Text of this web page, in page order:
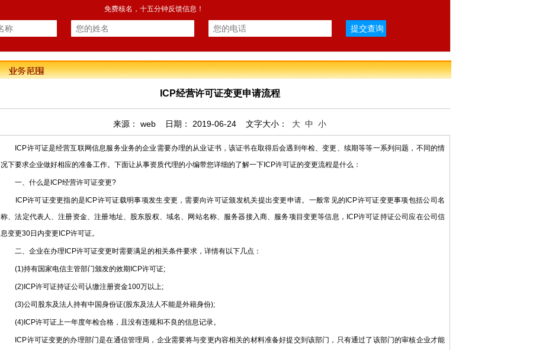
免费核名，十五分钟反馈信息！
ICP经营许可证变更申请流程
来源： web 日期： 2019-06-24 文字大小： 大 中 小
ICP许可证是经营互联网信息服务业务的企业需要办理的从业证书，该证书在取得后会遇到年检、变更、续期等等一系列问题，不同的情
况下要求企业做好相应的准备工作。下面让从事资质代理的小编带您详细的了解一下ICP许可证的变更流程是什么：
一、什么是ICP经营许可证变更?
ICP许可证变更指的是ICP许可证载明事项发生变更，需要向许可证颁发机关提出变更申请。一般常见的ICP许可证变更事项包括公司名
称、法定代表人、注册资金、注册地址、股东股权、域名、网站名称、服务器接入商、服务项目变更等信息，ICP许可证持证公司应在公司信
息变更30日内变更ICP许可证。
二、企业在办理ICP许可证变更时需要满足的相关条件要求，详情有以下几点：
(1)持有国家电信主管部门颁发的效期ICP许可证;
(2)ICP许可证持证公司认缴注册资金100万以上;
(3)公司股东及法人持有中国身份证(股东及法人不能是外籍身份);
(4)ICP许可证上一年度年检合格，且没有违规和不良的信息记录。
ICP许可证变更的办理部门是在通信管理局，企业需要将与变更内容相关的材料准备好提交到该部门，只有通过了该部门的审核企业才能